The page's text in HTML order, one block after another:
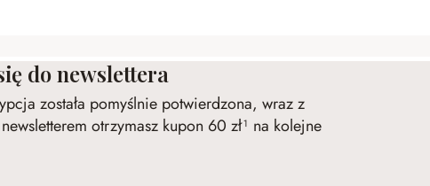
do newslettera
została pomyślnie potwierdzona, wraz z
otrzymasz kupon 60 zł¹ na kolejne